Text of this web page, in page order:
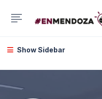
Show Sidebar